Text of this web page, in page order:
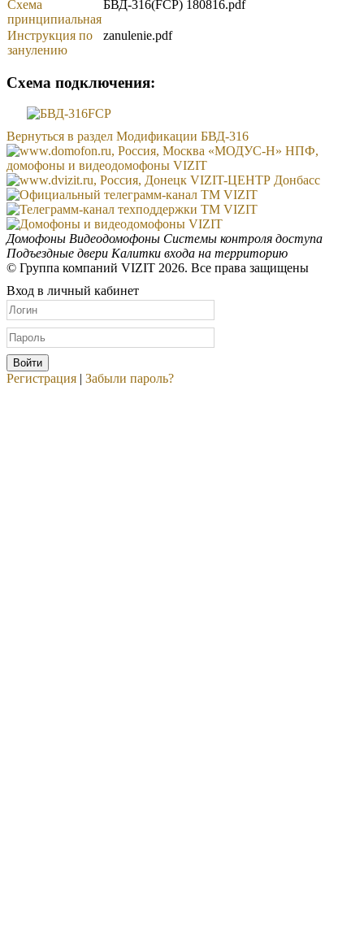
Схема
принципиальная
БВД-316(FCP) 180816.pdf
Инструкция по
занулению
zanulenie.pdf
Схема подключения:
Вернуться в раздел Модификации БВД-316
Домофоны Видеодомофоны Системы контроля доступа
Подъездные двери Калитки входа на территорию
© Группа компаний VIZIT 2026. Все права защищены
Вход в личный кабинет
Регистрация | Забыли пароль?